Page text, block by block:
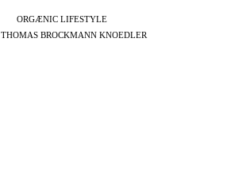
ORGÆNIC LIFESTYLE
THOMAS BROCKMANN KNOEDLER